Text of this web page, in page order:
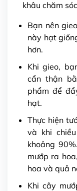
khâu chăm
Bạn nên
này hạt
hơn.
Khi gieo,
cẩn thận
phẩm để
hạt.
Thực hiện
và khi
khoảng
mướp ra
hoa và quả
Khi cây